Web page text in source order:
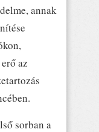
annak
az
sorban a